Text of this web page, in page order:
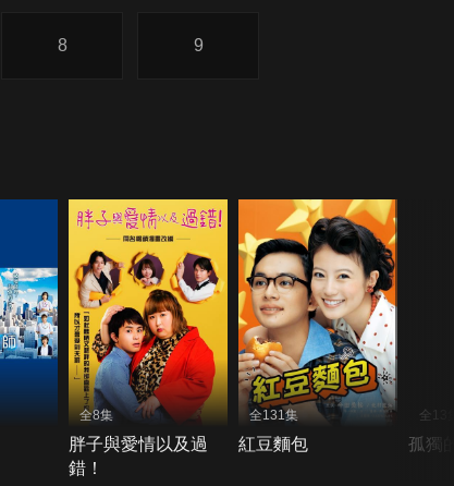
8 9
全8集
胖子與愛情以及過
錯！
全131集
紅豆麵包
全13
孤獨